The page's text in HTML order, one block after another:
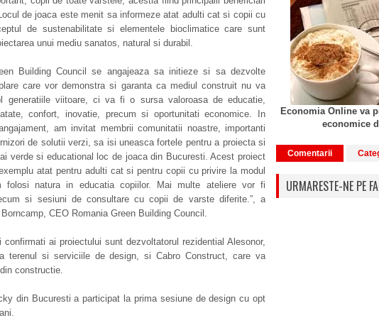
de joaca este menit sa informeze atat adulti cat si copii cu
de sustenabilitate si elementele bioclimatice care sunt
unui mediu sanatos, natural si durabil.
Building Council se angajeaza sa initieze si sa dezvolte
care vor demonstra si garanta ca mediul construit nu va
generatiile viitoare, ci va fi o sursa valoroasa de educatie,
confort, inovatie, precum si oportunitati economice. In
am invitat membrii comunitatii noastre, importanti
de solutii verzi, sa isi uneasca fortele pentru a proiecta si
verde si educational loc de joaca din Bucuresti. Acest proiect
atat pentru adulti cat si pentru copii cu privire la modul
folosi natura in educatia copiilor. Mai multe ateliere vor fi
si sesiuni de consultare cu copii de varste diferite.”, a
CEO Romania Green Building Council.
confirmati ai proiectului sunt dezvoltatorul rezidential Alesonor,
terenul si serviciile de design, si Cabro Construct, care va
constructie.
din Bucuresti a participat la prima sesiune de design cu opt
Economia Online va
economice
Comentarii
URMARESTE-NE PE